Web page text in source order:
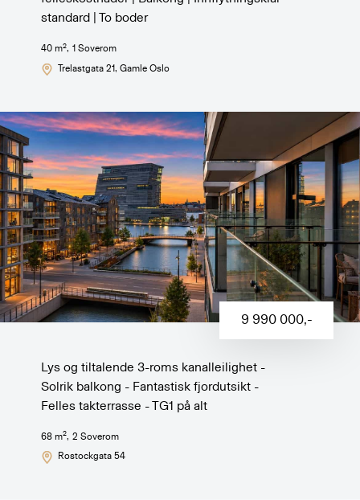
standard | To boder
40 m2, 1 Soverom
Trelastgata 21, Gamle Oslo
9 990 000,-
Lys og tiltalende 3-roms kanalleilighet -
Solrik balkong - Fantastisk fjordutsikt -
Felles takterrasse - TG1 på alt
68 m2, 2 Soverom
Rostockgata 54